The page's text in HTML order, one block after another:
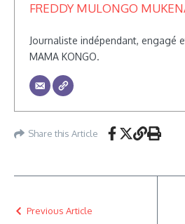
FREDDY MULONGO
Journaliste indépendant, engagé
MAMA KONGO.
Share this Article
Previous Article